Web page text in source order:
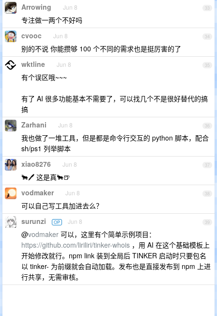
33
Arrowing Jun 8
专注做一两个不好吗
34
cvooc Jun 8
别的不说 你能攒够 100 个不同的需求也是挺厉害的了
35
wktline Jun 8
有个误区哦~~~
有了 AI 很多功能基本不需要了，可以找几个不是很好替代的搞
搞
36
Zarhani Jun 8
我也做了一堆工具，但是都是命令行交互的 python 脚本，配合
sh/ps1 列举脚本
37
xiao8276 Jun 8
🐂🖊 这是真🐂🍺
38
vodmaker Jun 8
可以自己写工具加进去么？
39
surunzi OP Jun 8
@vodmaker 可以，这里有个简单示例项目：
https://github.com/liriliri/tinker-whois ，用 AI 在这个基础模板上
开始修改就行。npm link 装到全局后 TINKER 启动时只要包名
以 tinker- 为前缀就会自动加载。发布也是直接发布到 npm 上进
行共享，无需审核。